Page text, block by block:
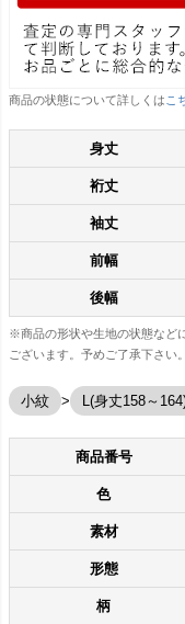
商品の状態について詳しくは こ
身丈
裄丈
袖丈
前幅
後幅
※商品の形状や生地の状態など
ございます。予めご了承下さい
小紋 L(身丈158～
商品番号
色
素材
形態
柄